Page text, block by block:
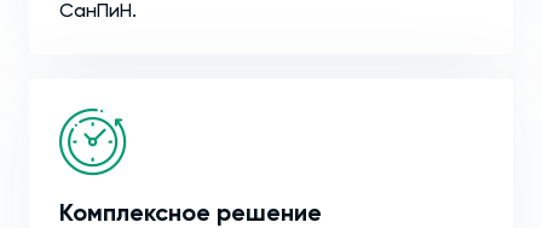
СанПиН.
Комплексное решение